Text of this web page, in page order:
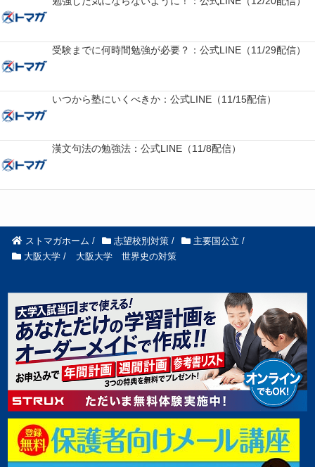
受験までに何時間勉強が必要？：公式LINE（11/29配信）
いつから塾にいくべきか：公式LINE（11/15配信）
漢文句法の勉強法：公式LINE（11/8配信）
ストマガホーム / 志望校別対策 / 主要国公立 /
大阪大学 / 大阪大学 世界史の対策